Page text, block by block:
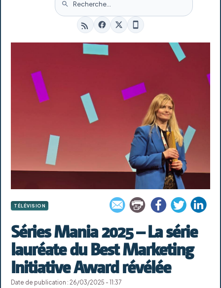
TÉLÉVISION
Séries Mania 2025 – La série
lauréate du Best Marketing
Initiative Award révélée
Date de publication : 26/03/2025 - 11:37